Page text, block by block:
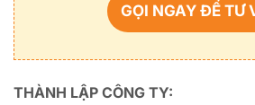
GỌI NGAY ĐỂ TƯ
THÀNH LẬP CÔNG TY: